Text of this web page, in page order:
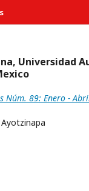
Universidad
Núm. 89: Enero -